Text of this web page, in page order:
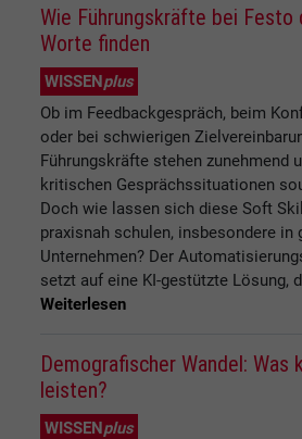
Wie Führungskräfte bei Festo
Worte finden
WISSENplus
Ob im Feedbackgespräch, beim
oder bei schwierigen
Führungskräfte stehen zunehmend
kritischen Gesprächssituationen
Doch wie lassen sich diese Soft
praxisnah schulen, insbesondere in
Unternehmen? Der
setzt auf eine KI-gestützte Lösung,
Weiterlesen
Demografischer Wandel: Was
leisten?
WISSENplus